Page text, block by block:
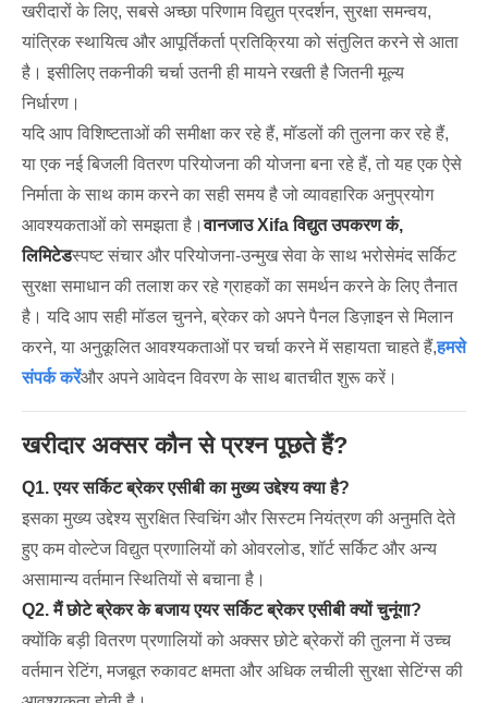
खरीदारों के लिए, सबसे अच्छा परिणाम विद्युत प्रदर्शन, सुरक्षा समन्वय,
यांत्रिक स्थायित्व और आपूर्तिकर्ता प्रतिक्रिया को संतुलित करने से आता
है। इसीलिए तकनीकी चर्चा उतनी ही मायने रखती है जितनी मूल्य
निर्धारण।
यदि आप विशिष्टताओं की समीक्षा कर रहे हैं, मॉडलों की तुलना कर रहे हैं,
या एक नई बिजली वितरण परियोजना की योजना बना रहे हैं, तो यह एक ऐसे
निर्माता के साथ काम करने का सही समय है जो व्यावहारिक अनुप्रयोग
आवश्यकताओं को समझता है।वानजाउ Xifa विद्युत उपकरण कं,
लिमिटेडस्पष्ट संचार और परियोजना-उन्मुख सेवा के साथ भरोसेमंद सर्किट
सुरक्षा समाधान की तलाश कर रहे ग्राहकों का समर्थन करने के लिए तैनात
है। यदि आप सही मॉडल चुनने, ब्रेकर को अपने पैनल डिज़ाइन से मिलान
करने, या अनुकूलित आवश्यकताओं पर चर्चा करने में सहायता चाहते हैं,हमसे
संपर्क करेंऔर अपने आवेदन विवरण के साथ बातचीत शुरू करें।
खरीदार अक्सर कौन से प्रश्न पूछते हैं?
Q1. एयर सर्किट ब्रेकर एसीबी का मुख्य उद्देश्य क्या है?
इसका मुख्य उद्देश्य सुरक्षित स्विचिंग और सिस्टम नियंत्रण की अनुमति देते
हुए कम वोल्टेज विद्युत प्रणालियों को ओवरलोड, शॉर्ट सर्किट और अन्य
असामान्य वर्तमान स्थितियों से बचाना है।
Q2. मैं छोटे ब्रेकर के बजाय एयर सर्किट ब्रेकर एसीबी क्यों चुनूंगा?
क्योंकि बड़ी वितरण प्रणालियों को अक्सर छोटे ब्रेकरों की तुलना में उच्च
वर्तमान रेटिंग, मजबूत रुकावट क्षमता और अधिक लचीली सुरक्षा सेटिंग्स की